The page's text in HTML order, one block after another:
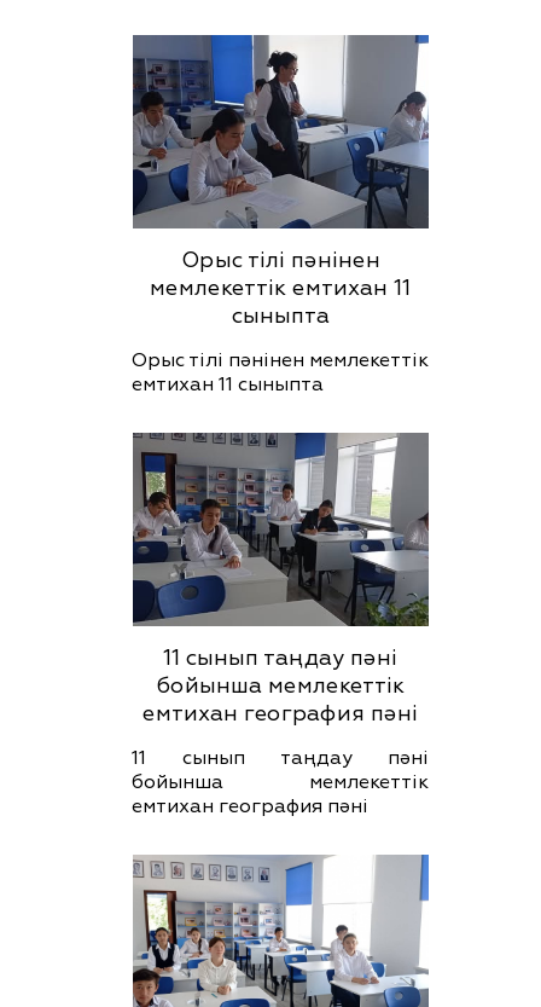
Орыс тілі пәнінен
мемлекеттік емтихан 11
сыныпта
Орыс тілі пәнінен мемлекеттік
емтихан 11 сыныпта
11 сынып таңдау пәні
бойынша мемлекеттік
емтихан география пәні
11 сынып таңдау пәні
бойынша мемлекеттік
емтихан география пәні